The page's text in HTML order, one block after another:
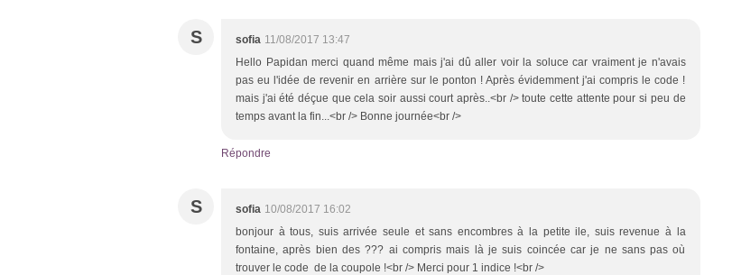
S sofia 11/08/2017 13:47
Hello Papidan merci quand même mais j'ai dû aller voir la soluce car vraiment je n'avais
pas eu l'idée de revenir en arrière sur le ponton ! Après évidemment j'ai compris le code !
mais j'ai été déçue que cela soir aussi court après..<br /> toute cette attente pour si peu de
temps avant la fin...<br /> Bonne journée<br />
Répondre
S sofia 10/08/2017 16:02
bonjour à tous, suis arrivée seule et sans encombres à la petite ile, suis revenue à la
fontaine, après bien des ??? ai compris mais là je suis coincée car je ne sans pas où
trouver le code de la coupole !<br /> Merci pour 1 indice !<br />